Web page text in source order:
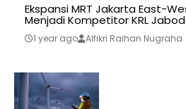
Ekspansi MRT Jakarta East-
Menjadi Kompetitor KRL
1 year ago Alfikri Raihan Nugraha